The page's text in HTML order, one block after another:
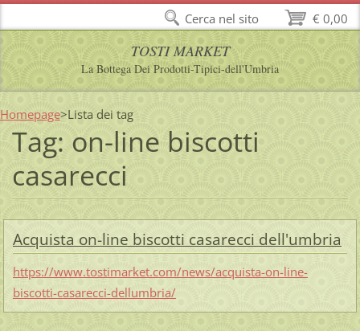
TOSTI MARKET
La Bottega Dei Prodotti-Tipici-dell'Umbria
Homepage>Lista dei tag
Tag: on-line biscotti
casarecci
Acquista on-line biscotti casarecci dell'umbria
https://www.tostimarket.com/news/acquista-on-line-
biscotti-casarecci-dellumbria/
€ 0,00
Cerca nel sito